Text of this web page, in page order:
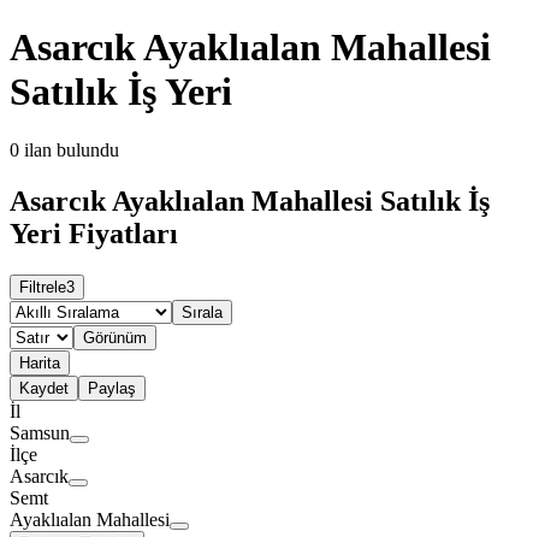
Asarcık Ayaklıalan Mahallesi
Satılık İş Yeri
0 ilan bulundu
Asarcık Ayaklıalan Mahallesi Satılık İş
Yeri Fiyatları
Filtrele3
Sırala
Görünüm
Harita
Kaydet
Paylaş
İl
Samsun
İlçe
Asarcık
Semt
Ayaklıalan Mahallesi